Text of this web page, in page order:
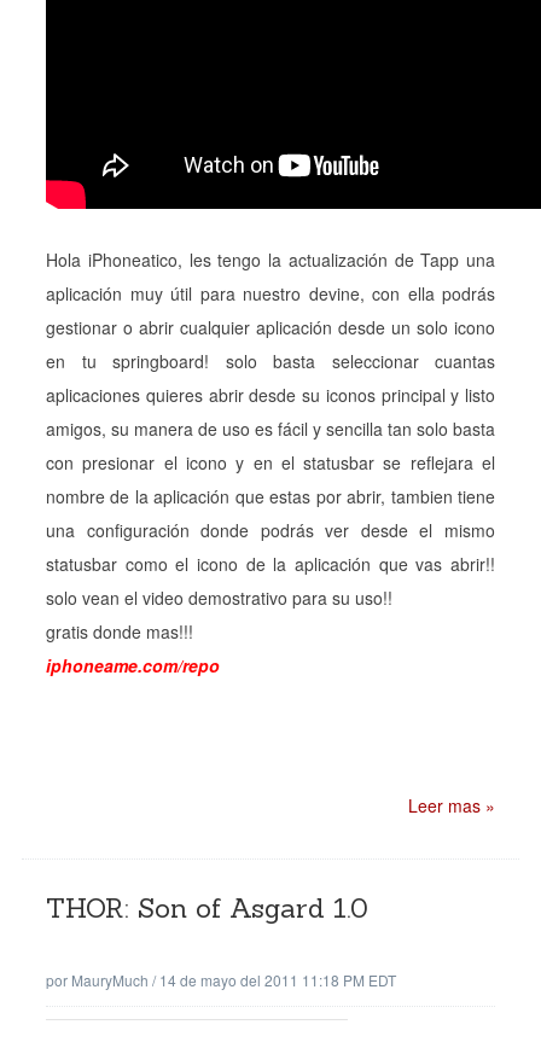
Hola iPhoneatico, les tengo la actualización de Tapp una
aplicación muy útil para nuestro devine, con ella podrás
gestionar o abrir cualquier aplicación desde un solo icono
en tu springboard! solo basta seleccionar cuantas
aplicaciones quieres abrir desde su iconos principal y listo
amigos, su manera de uso es fácil y sencilla tan solo basta
con presionar el icono y en el statusbar se reflejara el
nombre de la aplicación que estas por abrir, tambien tiene
una configuración donde podrás ver desde el mismo
statusbar como el icono de la aplicación que vas abrir!!
solo vean el video demostrativo para su uso!!
gratis donde mas!!!
iphoneame.com/repo
Leer mas »
THOR: Son of Asgard 1.0
por MauryMuch /14 de mayo del 2011 11:18 PM EDT